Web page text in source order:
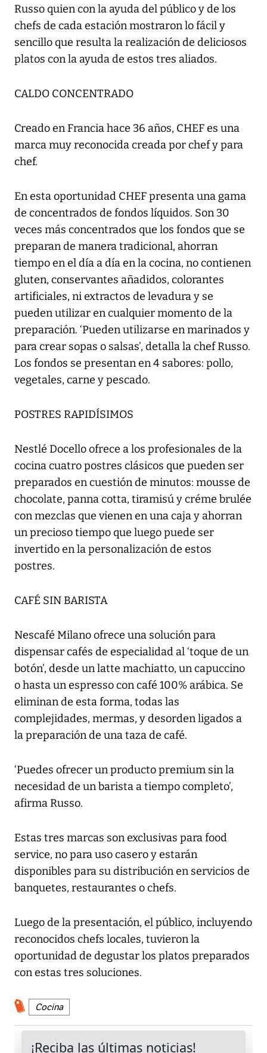
Russo quien con la ayuda del público y de los
chefs de cada estación mostraron lo fácil y
sencillo que resulta la realización de deliciosos
platos con la ayuda de estos tres aliados.
CALDO CONCENTRADO
Creado en Francia hace 36 años, CHEF es una
marca muy reconocida creada por chef y para
chef.
En esta oportunidad CHEF presenta una gama
de concentrados de fondos líquidos. Son 30
veces más concentrados que los fondos que se
preparan de manera tradicional, ahorran
tiempo en el día a día en la cocina, no contienen
gluten, conservantes añadidos, colorantes
artificiales, ni extractos de levadura y se
pueden utilizar en cualquier momento de la
preparación. ‘Pueden utilizarse en marinados y
para crear sopas o salsas’, detalla la chef Russo.
Los fondos se presentan en 4 sabores: pollo,
vegetales, carne y pescado.
POSTRES RAPIDÍSIMOS
Nestlé Docello ofrece a los profesionales de la
cocina cuatro postres clásicos que pueden ser
preparados en cuestión de minutos: mousse de
chocolate, panna cotta, tiramisú y créme brulée
con mezclas que vienen en una caja y ahorran
un precioso tiempo que luego puede ser
invertido en la personalización de estos
postres.
CAFÉ SIN BARISTA
Nescafé Milano ofrece una solución para
dispensar cafés de especialidad al ‘toque de un
botón’, desde un latte machiatto, un capuccino
o hasta un espresso con café 100% arábica. Se
eliminan de esta forma, todas las
complejidades, mermas, y desorden ligados a
la preparación de una taza de café.
‘Puedes ofrecer un producto premium sin la
necesidad de un barista a tiempo completo’,
afirma Russo.
Estas tres marcas son exclusivas para food
service, no para uso casero y estarán
disponibles para su distribución en servicios de
banquetes, restaurantes o chefs.
Luego de la presentación, el público, incluyendo
reconocidos chefs locales, tuvieron la
oportunidad de degustar los platos preparados
con estas tres soluciones.
Cocina